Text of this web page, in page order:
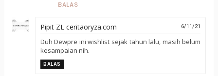
BALAS
Pipit ZL ceritaoryza.com 6/11/21
Duh Dewpre ini wishlist sejak tahun lalu, masih belum
kesampaian nih.
BALAS